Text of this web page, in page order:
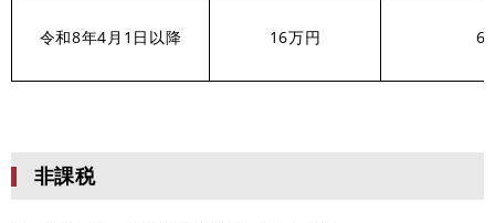
令和8年4月1日以降 16万円
非課税